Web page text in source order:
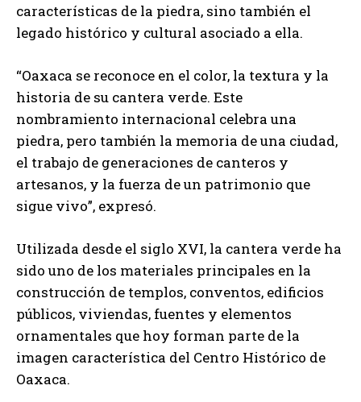
características de la piedra, sino también el
legado histórico y cultural asociado a ella.
“Oaxaca se reconoce en el color, la textura y la
historia de su cantera verde. Este
nombramiento internacional celebra una
piedra, pero también la memoria de una ciudad,
el trabajo de generaciones de canteros y
artesanos, y la fuerza de un patrimonio que
sigue vivo”, expresó.
Utilizada desde el siglo XVI, la cantera verde ha
sido uno de los materiales principales en la
construcción de templos, conventos, edificios
públicos, viviendas, fuentes y elementos
ornamentales que hoy forman parte de la
imagen característica del Centro Histórico de
Oaxaca.